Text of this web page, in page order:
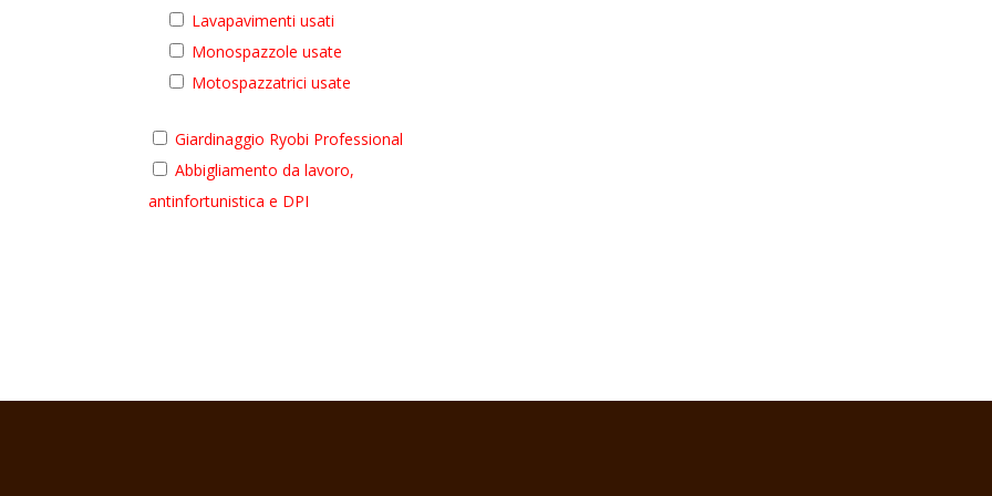
Lavapavimenti usati
Monospazzole usate
Motospazzatrici usate
Giardinaggio Ryobi Professional
Abbigliamento da lavoro,
antinfortunistica e DPI